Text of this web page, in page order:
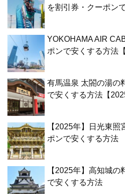
を割引券・クーポン
YOKOHAMA AIR
ポンで安くする方法
有馬温泉 太閤の湯の
で安くする方法【
【2025年】日光東
ポンで安くする方法
【2025年】高知城
で安くする方法